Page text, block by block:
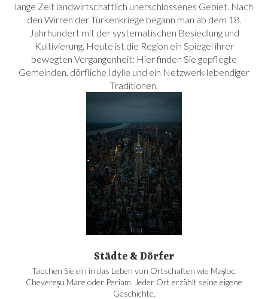
lange Zeit landwirtschaftlich unerschlossenes Gebiet. Nach
den Wirren der Türkenkriege begann man ab dem 18.
Jahrhundert mit der systematischen Besiedlung und
Kultivierung. Heute ist die Region ein Spiegel ihrer
bewegten Vergangenheit: Hier finden Sie gepflegte
Gemeinden, dörfliche Idylle und ein Netzwerk lebendiger
Traditionen.
Städte & Dörfer
Tauchen Sie ein in das Leben von Ortschaften wie Mașloc,
Chevereșu Mare oder Periam. Jeder Ort erzählt seine eigene
Geschichte.